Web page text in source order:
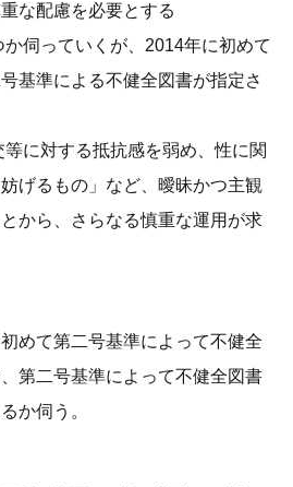
な配慮を必要とする
か伺っていくが、2014年に初めて
基準による不健全図書が指定さ
等に対する抵抗感を弱め、性に関
げるもの」など、曖昧かつ主観
から、さらなる慎重な運用が求
めて第二号基準によって不健全
第二号基準によって不健全図書
か伺う。